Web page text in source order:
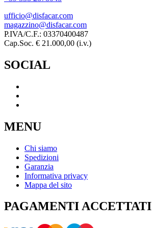
ufficio@disfacar.com
magazzino@disfacar.com
P.IVA/C.F.: 03370400487
Cap.Soc. € 21.000,00 (i.v.)
SOCIAL
MENU
Chi siamo
Spedizioni
Garanzia
Informativa privacy
Mappa del sito
PAGAMENTI ACCETTATI